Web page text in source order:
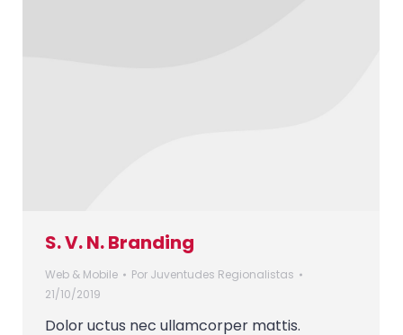
S. V. N. Branding
Web & Mobile Por Juventudes Regionalistas
21/10/2019
Dolor uctus nec ullamcorper mattis.